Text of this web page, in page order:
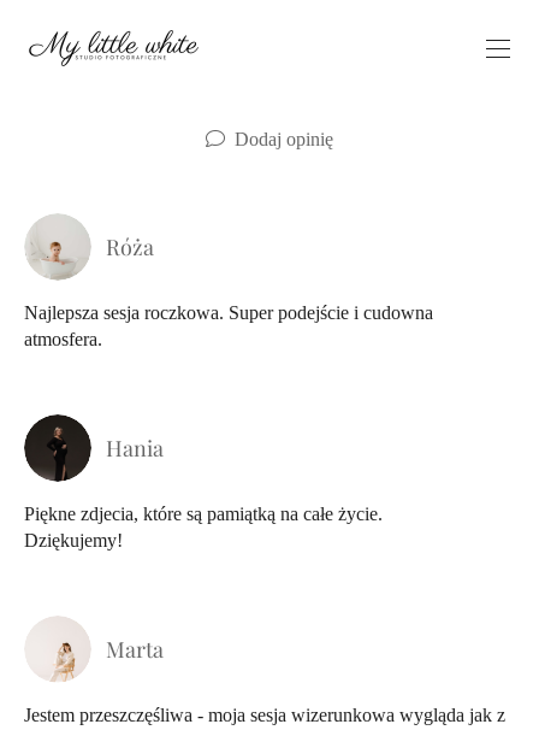
Dodaj opinię
Róża
Najlepsza sesja roczkowa. Super podejście i cudowna
atmosfera.
Hania
Piękne zdjecia, które są pamiątką na całe życie.
Dziękujemy!
Marta
Jestem przeszczęśliwa - moja sesja wizerunkowa wygląda jak z